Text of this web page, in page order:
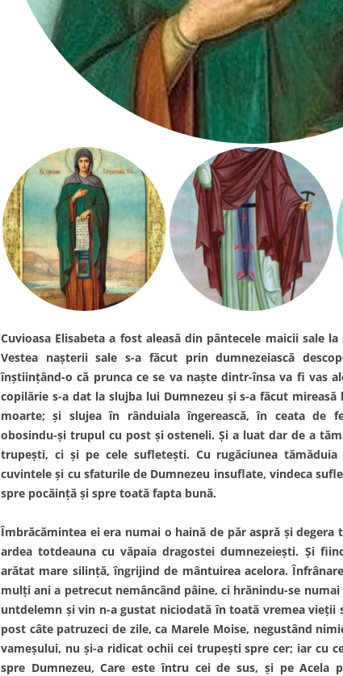
Cuvioasa Elisabeta a fost aleasă din pântecele maicii sale
Vestea nașterii sale s-a făcut prin dumnezeiască
înștiințând-o că prunca ce se va naște dintr-însa va fi vas
copilărie s-a dat la slujba lui Dumnezeu și s-a făcut
moarte; și slujea în rânduiala îngerească, în ceata de
obosindu-și trupul cu post și osteneli. Și a luat dar de a
trupești, ci și pe cele sufletești. Cu rugăciunea
cuvintele și cu sfaturile de Dumnezeu insuflate, vindeca
spre pocăință și spre toată fapta bună.
Îmbrăcămintea ei era numai o haină de păr aspră și
ardea totdeauna cu văpaia dragostei dumnezeiești. Și
arătat mare silință, îngrijind de mântuirea acelora.
mulți ani a petrecut nemâncând pâine, ci hrănindu-se
untdelemn și vin n-a gustat niciodată în toată vremea vieții
post câte patruzeci de zile, ca Marele Moise, negustând
vameșului, nu și-a ridicat ochii cei trupești spre cer; iar cu
spre Dumnezeu, Care este întru cei de sus, și pe Acela